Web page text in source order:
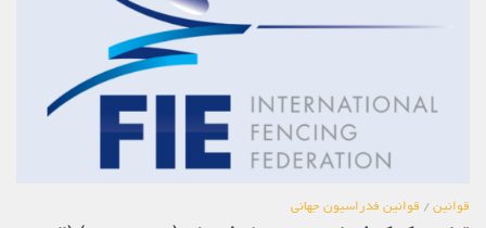
قوانین/ قوانین فدراسیون جهانی